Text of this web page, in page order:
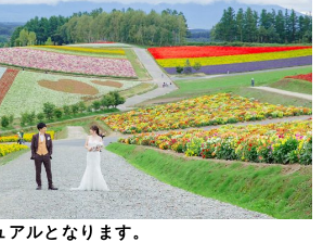
ルとなります。